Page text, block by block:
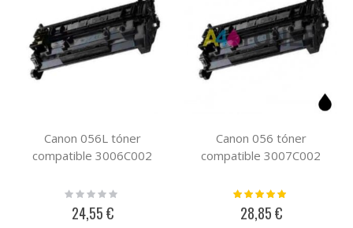
Canon 056L tóner
compatible 3006C002
Rating:
24,55 €
Canon 056 tóner
compatible 3007C002
Valoración:
28,85 €